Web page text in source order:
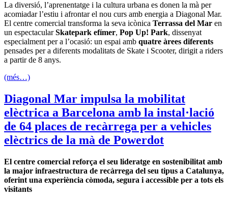
La diversió, l’aprenentatge i la cultura urbana es donen la mà per
acomiadar l’estiu i afrontar el nou curs amb energia a Diagonal Mar.
El centre comercial transforma la seva icònica Terrassa del Mar en
un espectacularSkatepark efímer, Pop Up! Park, dissenyat
especialment per a l’ocasió: un espai amb quatre àrees diferents
pensades per a diferents modalitats de Skate i Scooter, dirigit a riders
a partir de 8 anys.
(més…)
Diagonal Mar impulsa la mobilitat
elèctrica a Barcelona amb la instal·lació
de 64 places de recàrrega per a vehicles
elèctrics de la mà de Powerdot
El centre comercial reforça el seu lideratge en sostenibilitat amb
la major infraestructura de recàrrega del seu tipus a Catalunya,
oferint una experiència còmoda, segura i accessible per a tots els
visitants